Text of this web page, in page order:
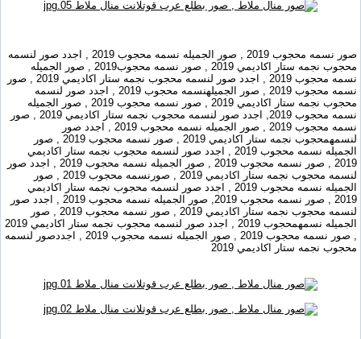
صور نسمه محجوب 2019 , صور الجميله نسمه محجوب 2019 , اجدد صور لنسمه
محجوب نجمه ستار اكاديمي 2019 , صور نسمه محجوب2019 , صور الجميله
نسمه محجوب 2019 , اجدد صور لنسمه محجوب نجمه ستار اكاديمي 2019 , صور
نسمه محجوب 2019 , صور الجميلهنسمه محجوب 2019 , اجدد صور لنسمه
محجوب نجمه ستار اكاديمي 2019 , صور نسمه محجوب 2019 , صور الجميله
نسمه محجوب 2019, اجدد صور لنسمه محجوب نجمه ستار اكاديمي 2019 , صور
نسمه محجوب 2019 , صور الجميله نسمه محجوب 2019 , اجدد صور
لنسمهمحجوب نجمه ستار اكاديمي 2019 , صور نسمه محجوب 2019 , صور
الجميله نسمه محجوب 2019 , اجدد صور لنسمه محجوب نجمه ستار اكاديمي
2019 , صور نسمه محجوب 2019 , صور الجميله نسمه محجوب 2019 , اجدد صور
لنسمه محجوب نجمه ستار اكاديمي 2019 , صورنسمه محجوب 2019 , صور
الجميله نسمه محجوب 2019 , اجدد صور لنسمه محجوب نجمه ستار اكاديمي
2019 , صور نسمه محجوب 2019, صور الجميله نسمه محجوب 2019 , اجدد صور
لنسمه محجوب نجمه ستار اكاديمي 2019 , صور نسمه محجوب 2019 , صور
الجميله نسمهمحجوب 2019 , اجدد صور لنسمه محجوب نجمه ستار اكاديمي 2019
, صور نسمه محجوب 2019 , صور الجميله نسمه محجوب 2019 , اجددصور لنسمه
محجوب نجمه ستار اكاديمي 2019